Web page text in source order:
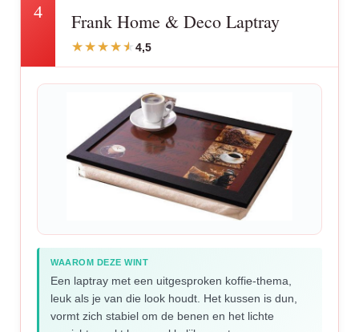
4 Frank Home & Deco Laptray
4,5
WAAROM DEZE WINT
Een laptray met een uitgesproken koffie-thema,
leuk als je van die look houdt. Het kussen is dun,
vormt zich stabiel om de benen en het lichte